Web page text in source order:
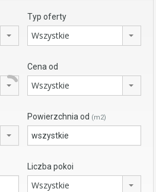
Typ oferty
Wszystkie
Cena od
Wszystkie
Powierzchnia od (m2)
Liczba pokoi
Wszystkie